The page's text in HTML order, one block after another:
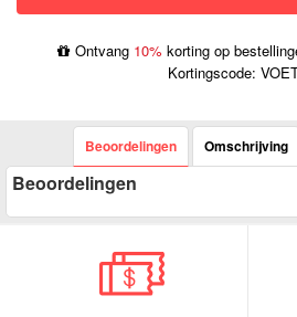
Ontvang 10% korting op
Kortingscode:
Beoordelingen Omschrijving
Beoordelingen